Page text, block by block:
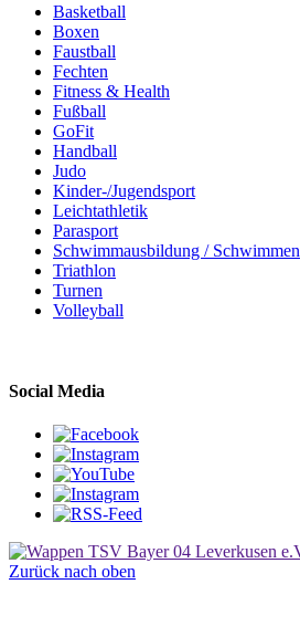
Basketball
Boxen
Faustball
Fechten
Fitness & Health
Fußball
GoFit
Handball
Judo
Kinder-/Jugendsport
Leichtathletik
Parasport
Schwimmausbildung / Schwimmen
Triathlon
Turnen
Volleyball
Social Media
Zurück nach oben